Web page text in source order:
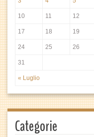
« Luglio
10 11 12
17 18 19
24 25 26
31
Categorie